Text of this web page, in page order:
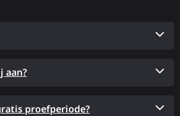
aan?
proefperiode?